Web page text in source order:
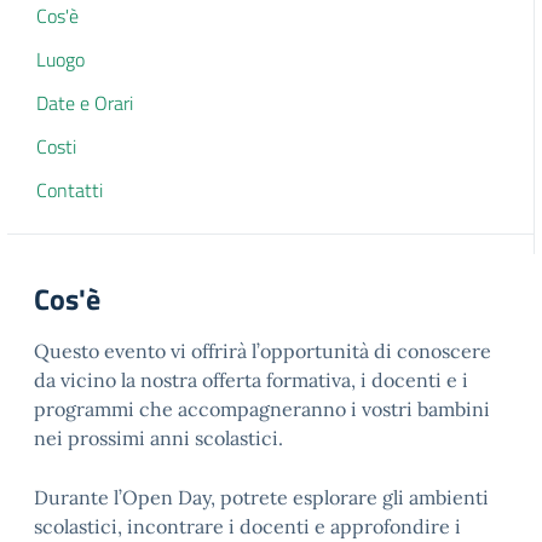
Cos'è
Luogo
Date e Orari
Costi
Contatti
Cos'è
Questo evento vi offrirà l’opportunità di conoscere
da vicino la nostra offerta formativa, i docenti e i
programmi che accompagneranno i vostri bambini
nei prossimi anni scolastici.
Durante l’Open Day, potrete esplorare gli ambienti
scolastici, incontrare i docenti e approfondire i